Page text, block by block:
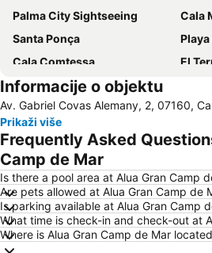
Palma City Sightseeing
Cala
Santa Ponça
Cala Comtessa
El
Vrelo Pareis
Ciudad Jardín
Cala
S'Arenal
Informacije o objektu
Av. Gabriel Covas Alemany, 2, 07160,
Prikaži više
Frequently Asked
Camp de Mar
Is there a pool area at Alua Gran Camp
Are pets allowed at Alua Gran Camp de
Is parking available at Alua Gran Camp
What time is check-in and check-out at
Where is Alua Gran Camp de Mar